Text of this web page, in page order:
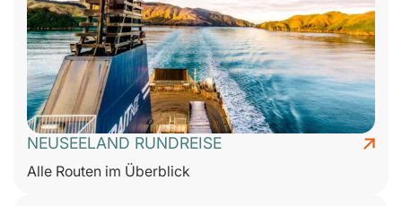
NEUSEELAND RUNDREISE
Alle Routen im Überblick